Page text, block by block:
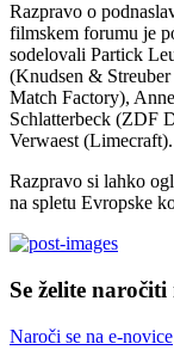
Razpravo o
filmskem forumu je
sodelovali Partick
(Knudsen &
Match Factory),
Schlatterbeck (ZDF
Verwaest (Limecraft).
Razpravo si lahko
na spletu Evropske
Se želite
Naroči se na e-novice